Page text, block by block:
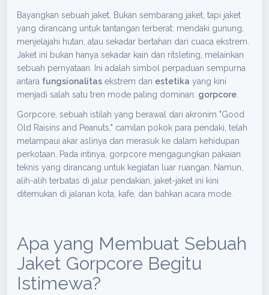
Bayangkan sebuah jaket. Bukan sembarang jaket, tapi jaket
yang dirancang untuk tantangan terberat: mendaki gunung,
menjelajahi hutan, atau sekadar bertahan dari cuaca ekstrem.
Jaket ini bukan hanya sekadar kain dan ritsleting, melainkan
sebuah pernyataan. Ini adalah simbol perpaduan sempurna
antara fungsionalitas ekstrem dan estetika yang kini
menjadi salah satu tren mode paling dominan: gorpcore
Gorpcore, sebuah istilah yang berawal dari akronim "Good
Old Raisins and Peanuts," camilan pokok para pendaki, telah
melampaui akar aslinya dan merasuk ke dalam kehidupan
perkotaan. Pada intinya, gorpcore mengagungkan pakaian
teknis yang dirancang untuk kegiatan luar ruangan. Namun,
alih-alih terbatas di jalur pendakian, jaket-jaket ini kini
ditemukan di jalanan kota, kafe, dan bahkan acara mode.
Apa yang Membuat Sebuah
Jaket Gorpcore Begitu
Istimewa?